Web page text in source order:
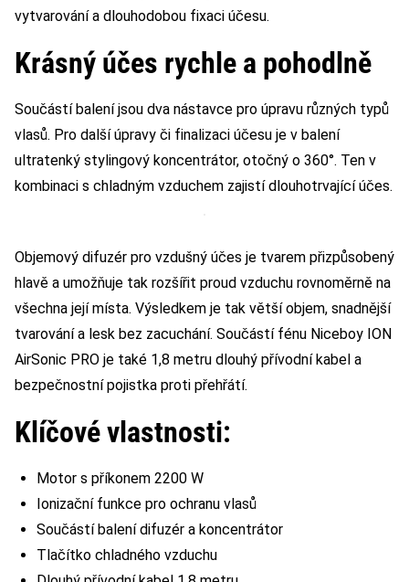
vytvarování a dlouhodobou fixaci účesu.
Krásný účes rychle a pohodlně
Součástí balení jsou dva nástavce pro úpravu různých typů
vlasů. Pro další úpravy či finalizaci účesu je v balení
ultratenký stylingový koncentrátor, otočný o 360°. Ten v
kombinaci s chladným vzduchem zajistí dlouhotrvající účes.
Objemový difuzér pro vzdušný účes je tvarem přizpůsobený
hlavě a umožňuje tak rozšířit proud vzduchu rovnoměrně na
všechna její místa. Výsledkem je tak větší objem, snadnější
tvarování a lesk bez zacuchání. Součástí fénu Niceboy ION
AirSonic PRO je také 1,8 metru dlouhý přívodní kabel a
bezpečnostní pojistka proti přehřátí.
Klíčové vlastnosti:
Motor s příkonem 2200 W
Ionizační funkce pro ochranu vlasů
Součástí balení difuzér a koncentrátor
Tlačítko chladného vzduchu